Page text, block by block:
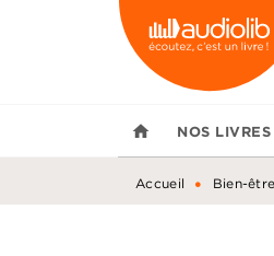
MENU
home NOS
Accueil • Bien-